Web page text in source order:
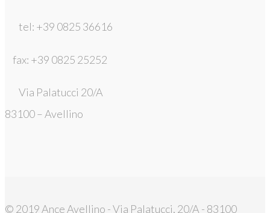
tel: +39 0825 36616
fax: +39 0825 25252
Via Palatucci 20/A
83100 – Avellino
© 2019 Ance Avellino - Via Palatucci, 20/A - 83100